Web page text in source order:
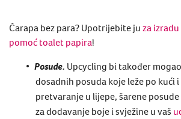
Čarapa bez para? Upotrijebite ju za
pomoć toalet papira!
Posude. Upcycling bi također
dosadnih posuda koje leže po kući
pretvaranje u lijepe, šarene
za dodavanje boje i svježine u vaš